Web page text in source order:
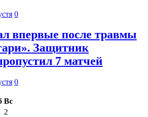
0
впервые после травмы
Защитник
7 матчей
0
Вс
2